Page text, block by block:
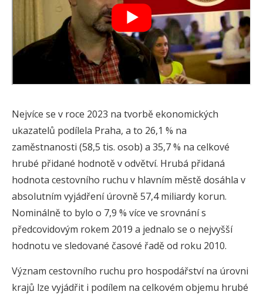
Nejvíce se v roce 2023 na tvorbě ekonomických
ukazatelů podílela Praha, a to 26,1 % na
zaměstnanosti (58,5 tis. osob) a 35,7 % na celkové
hrubé přidané hodnotě v odvětví. Hrubá přidaná
hodnota cestovního ruchu v hlavním městě dosáhla v
absolutním vyjádření úrovně 57,4 miliardy korun.
Nominálně to bylo o 7,9 % více ve srovnání s
předcovidovým rokem 2019 a jednalo se o nejvyšší
hodnotu ve sledované časové řadě od roku 2010.
Význam cestovního ruchu pro hospodářství na úrovni
krajů lze vyjádřit i podílem na celkovém objemu hrubé